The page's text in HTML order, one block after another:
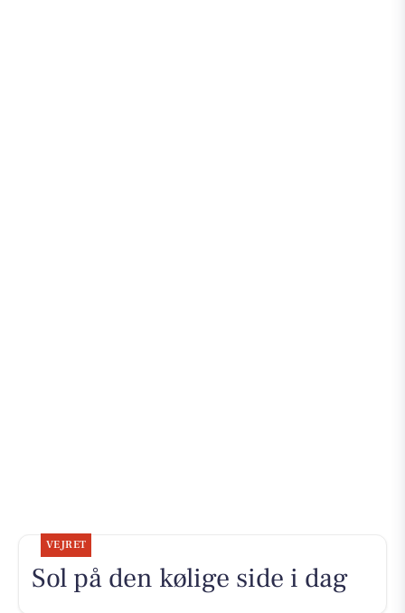
VEJRET
Sol på den kølige side i dag